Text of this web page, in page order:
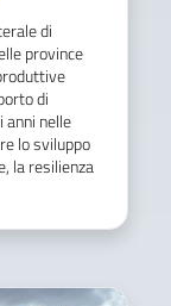
di
province
di
anni nelle
lo sviluppo
la resilienza